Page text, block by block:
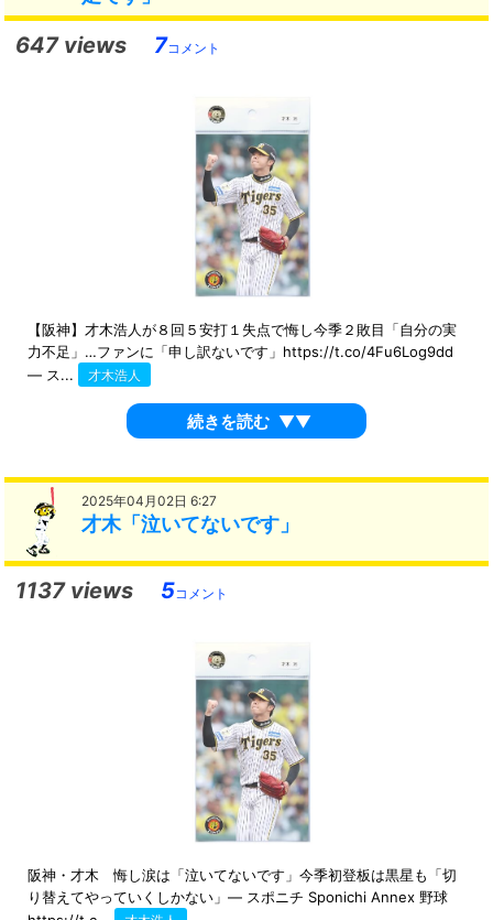
647 views 7コメント
【阪神】才木浩人が８回５安打１失点で悔し今季２敗目「自分の実
力不足」…ファンに「申し訳ないです」https://t.co/4Fu6Log9dd
— ス...
才木浩人
続きを読む ▼▼
2025年04月02日 6:27
才木「泣いてないです」
1137 views 5コメント
阪神・才木 悔し涙は「泣いてないです」今季初登板は黒星も「切
り替えてやっていくしかない」― スポニチ Sponichi Annex 野球